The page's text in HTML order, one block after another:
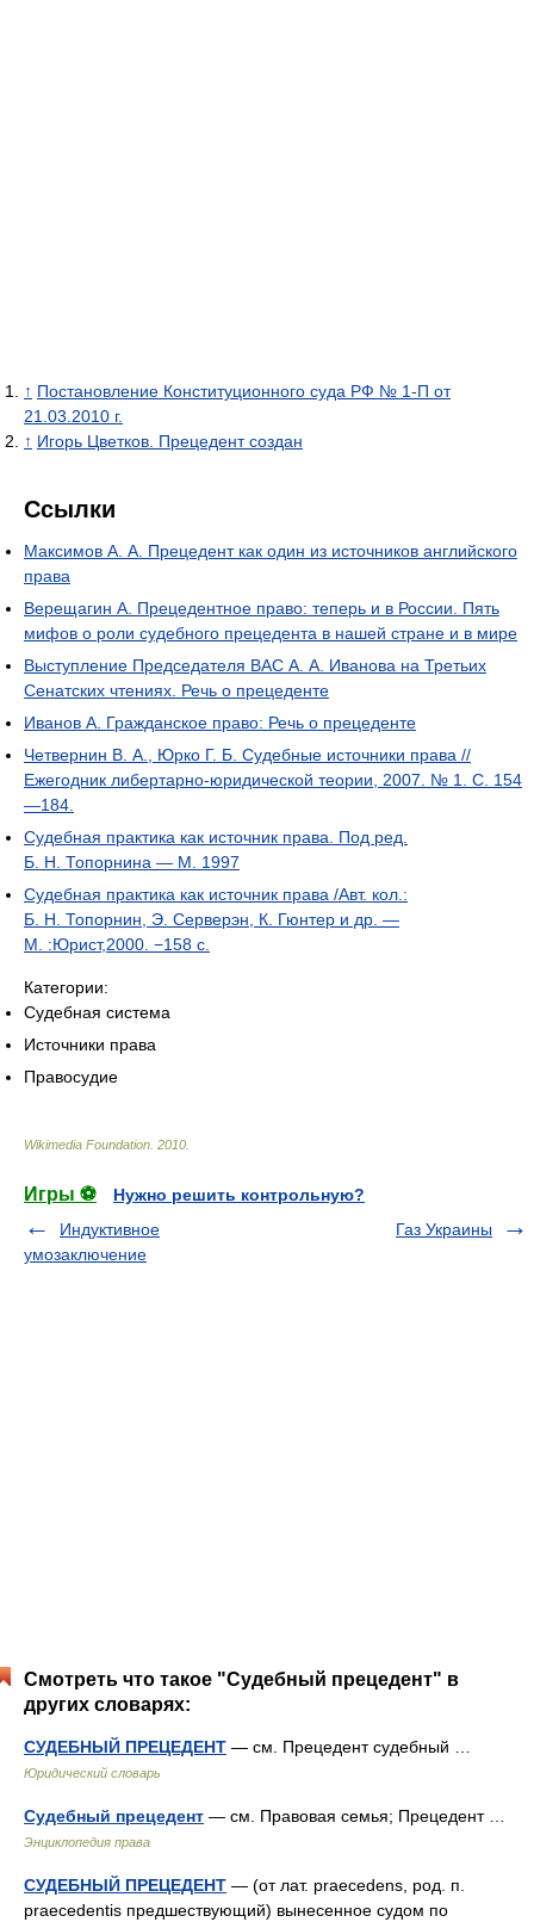
↑ Постановление Конституционного суда РФ № 1-П от
21.03.2010 г.
↑ Игорь Цветков. Прецедент создан
Ссылки
Максимов А. А. Прецедент как один из источников английского
права
Верещагин А. Прецедентное право: теперь и в России. Пять
мифов о роли судебного прецедента в нашей стране и в мире
Выступление Председателя ВАС А. А. Иванова на Третьих
Сенатских чтениях. Речь о прецеденте
Иванов А. Гражданское право: Речь о прецеденте
Четвернин В. А., Юрко Г. Б. Судебные источники права //
Ежегодник либертарно-юридической теории, 2007. № 1. С. 154
—184.
Судебная практика как источник права. Под ред.
Б. Н. Топорнина — М. 1997
Судебная практика как источник права /Авт. кол.:
Б. Н. Топорнин, Э. Серверэн, К. Гюнтер и др. —
М. :Юрист,2000. −158 с.
Категории:
Судебная система
Источники права
Правосудие
Wikimedia Foundation 2010
Игры ⚽
Нужно решить контрольную?
Индуктивное
умозаключение
Газ Украины
Смотреть что такое "Судебный прецедент" в
других словарях:
СУДЕБНЫЙ ПРЕЦЕДЕНТ — см. Прецедент судебный …
Юридический словарь
Судебный прецедент — см. Правовая семья; Прецедент …
Энциклопедия права
СУДЕБНЫЙ ПРЕЦЕДЕНТ — (от лат. praecedens, род. п.
praecedentis предшествующий) вынесенное судом по